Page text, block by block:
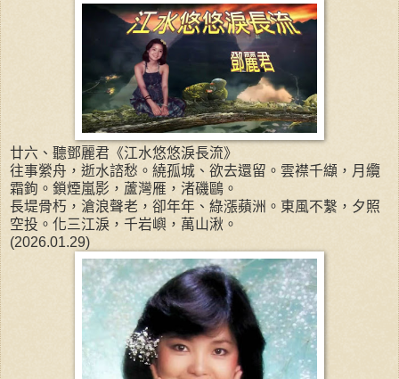
廿六、聽鄧麗君《江水悠悠淚長流》
往事縈舟，逝水諮愁。繞孤城、欲去還留。雲襟千纈，月纜
霜鉤。鎖煙嵐影，蘆灣雁，渚磯鷗。
長堤骨朽，滄浪聲老，卻年年、綠漲蘋洲。東風不繫，夕照
空投。化三江淚，千岩嶼，萬山湫。
(2026.01.29)